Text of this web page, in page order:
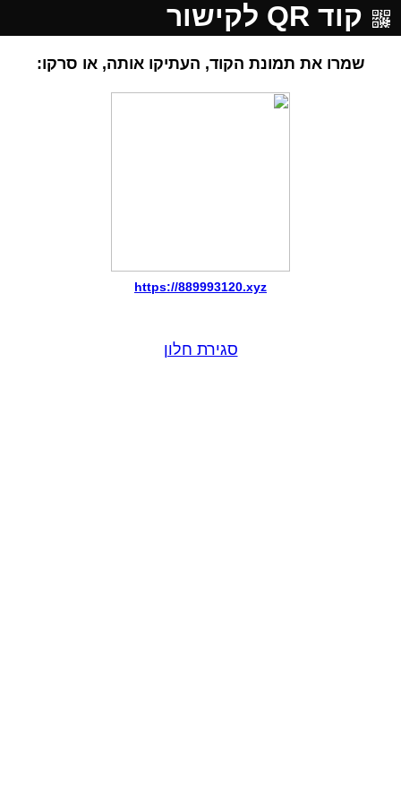
קוד QR לקישור
שמרו את תמונת הקוד, העתיקו אותה, או סרקו:
https://889993120.xyz
סגירת חלון